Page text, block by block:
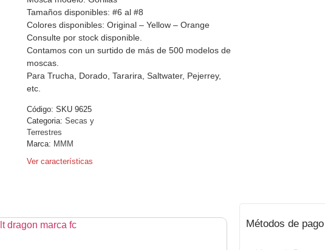
Tamaños disponibles: #6 al #8
Colores disponibles: Original – Yellow – Orange
Consulte por stock disponible.
Contamos con un surtido de más de 500 modelos de
moscas.
Para Trucha, Dorado, Tararira, Saltwater, Pejerrey,
etc.
Código: SKU 9625
Categoria: Secas y
Terrestres
Marca: MMM
Ver características
Métodos de pago